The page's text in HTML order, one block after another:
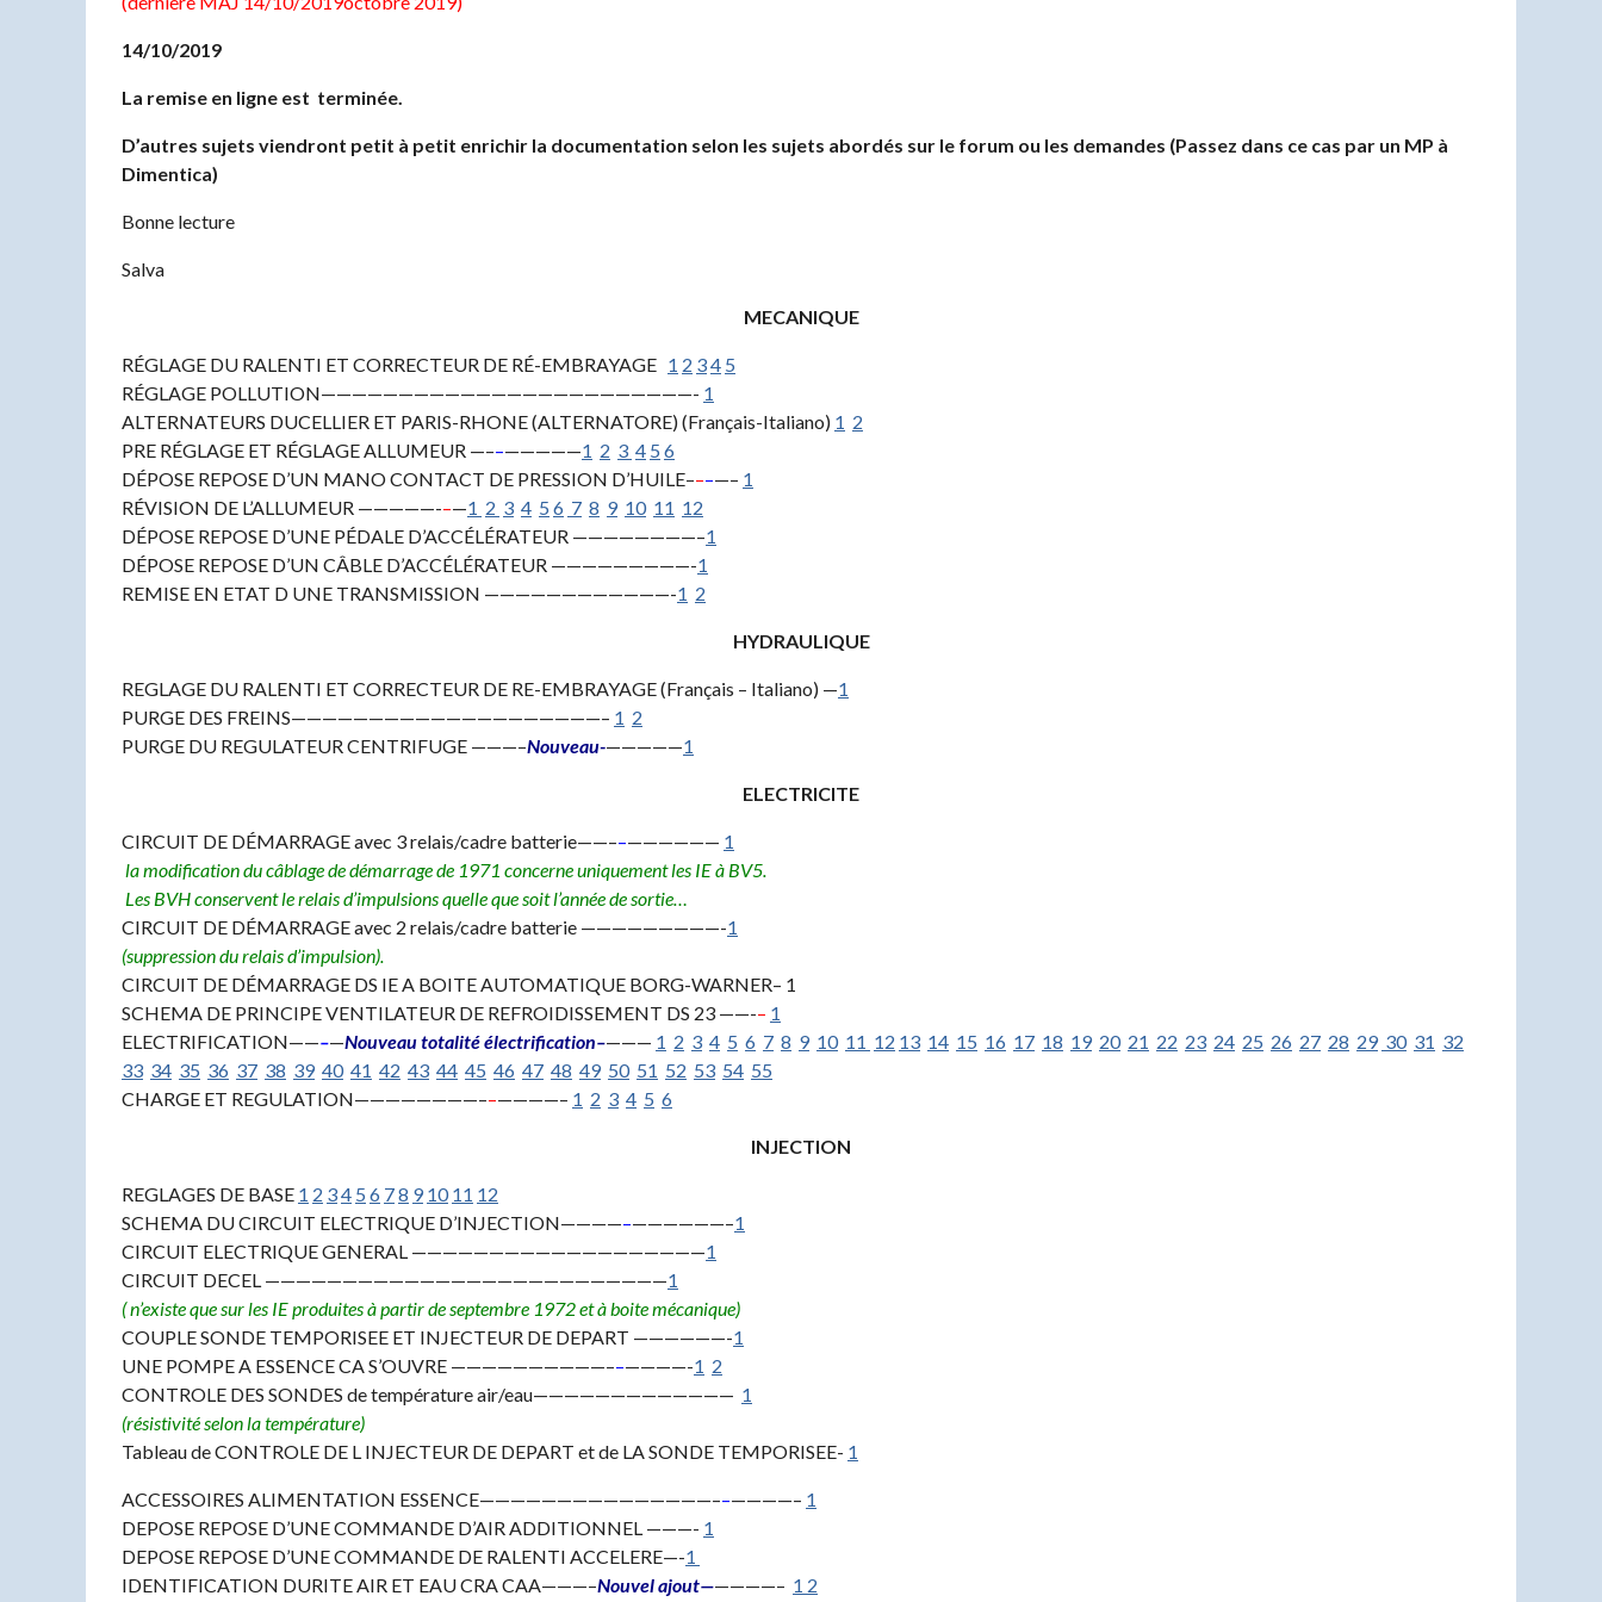
14/10/2019
La remise en ligne est terminée.
D’autres sujets viendront petit à petit enrichir la documentation selon les sujets abordés sur le forum ou les demandes (Passez dans ce cas par un MP à
Dimentica)
Bonne lecture
Salva
MECANIQUE
RÉGLAGE DU RALENTI ET CORRECTEUR DE RÉ-EMBRAYAGE 1 2 34 5
RÉGLAGE POLLUTION————————————————————————- 1
ALTERNATEURS DUCELLIER ET PARIS-RHONE (ALTERNATORE) (Français-Italiano) 1 2
PRE RÉGLAGE ET RÉGLAGE ALLUMEUR —––—————1 2 3 4 5 6
DÉPOSE REPOSE D’UN MANO CONTACT DE PRESSION D’HUILE–––—– 1
RÉVISION DE L’ALLUMEUR —————-–—1 2 3 4 5 6 7 8 9 10 11 12
DÉPOSE REPOSE D’UNE PÉDALE D’ACCÉLÉRATEUR ————————–1
DÉPOSE REPOSE D’UN CÂBLE D’ACCÉLÉRATEUR —————————-1
REMISE EN ETAT D UNE TRANSMISSION ————————————-1 2
HYDRAULIQUE
REGLAGE DU RALENTI ET CORRECTEUR DE RE-EMBRAYAGE (Français – Italiano) —1
PURGE DES FREINS————————————————————– 1 2
PURGE DU REGULATEUR CENTRIFUGE ———–Nouveau-—————1
ELECTRICITE
CIRCUIT DE DÉMARRAGE avec 3 relais/cadre batterie——––—————— 1
la modification du câblage de démarragede 1971 concerne uniquement les IE à BV5.
Les BVH conservent le relais d’impulsions quelle que soit l’année de sortie…
CIRCUIT DE DÉMARRAGE avec 2 relais/cadre batterie —————————-1
(suppression du relais d’impulsion).
CIRCUIT DE DÉMARRAGE DS IE A BOITE AUTOMATIQUE BORG-WARNER– 1
SCHEMA DE PRINCIPE VENTILATEUR DE REFROIDISSEMENT DS 23 ——-– 1
ELECTRIFICATION——–—Nouveau totalité électrification–——— 1 2 3 4 5 6 7 8 9 10 11 12 13 14 15 16 17 18 19 20 21 22 23 24 25 26 27 28 29 30 31 32
33 34 35 36 37 38 39 40 41 42 43 44 45 46 47 48 49 50 51 52 53 54 55
CHARGE ET REGULATION————————––————– 1 2 3 4 5 6
INJECTION
REGLAGES DE BASE 1 2 34 5 6 78 9 10 11 12
SCHEMA DU CIRCUIT ELECTRIQUE D’INJECTION————–——————–1
CIRCUIT ELECTRIQUE GENERAL ———————————————————1
CIRCUIT DECEL ——————————————————————————1
( n’existe que sur les IE produites à partir de septembre 1972 et à boite mécanique)
COUPLE SONDE TEMPORISEE ET INJECTEUR DE DEPART ——————-1
UNE POMPE A ESSENCE CA S’OUVRE ——————————––————-1 2
CONTROLE DES SONDES de température air/eau————————————— 1
(résistivité selon la température)
Tableau de CONTROLE DE L INJECTEUR DE DEPART et de LA SONDE TEMPORISEE- 1
ACCESSOIRES ALIMENTATION ESSENCE———————————————––————– 1
DEPOSE REPOSE D’UNE COMMANDE D’AIR ADDITIONNEL ———- 1
DEPOSE REPOSE D’UNE COMMANDE DE RALENTI ACCELERE—-1
IDENTIFICATION DURITE AIR ET EAU CRA CAA———–Nouvel ajout—————– 1 2